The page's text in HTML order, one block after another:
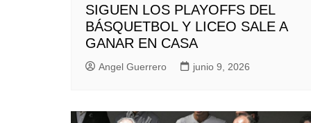
SIGUEN LOS PLAYOFFS DEL
BÁSQUETBOL Y LICEO SALE A
GANAR EN CASA
Angel Guerrero junio 9, 2026